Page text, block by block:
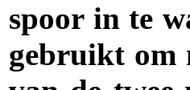
spoor in te
gebruikt om